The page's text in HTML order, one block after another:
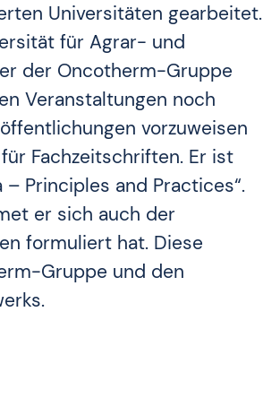
Universitäten gearbeitet.
für Agrar- und
der Oncotherm-Gruppe
Veranstaltungen noch
vorzuweisen
Fachzeitschriften. Er ist
Principles and Practices“.
er sich auch der
formuliert hat. Diese
Gruppe und den